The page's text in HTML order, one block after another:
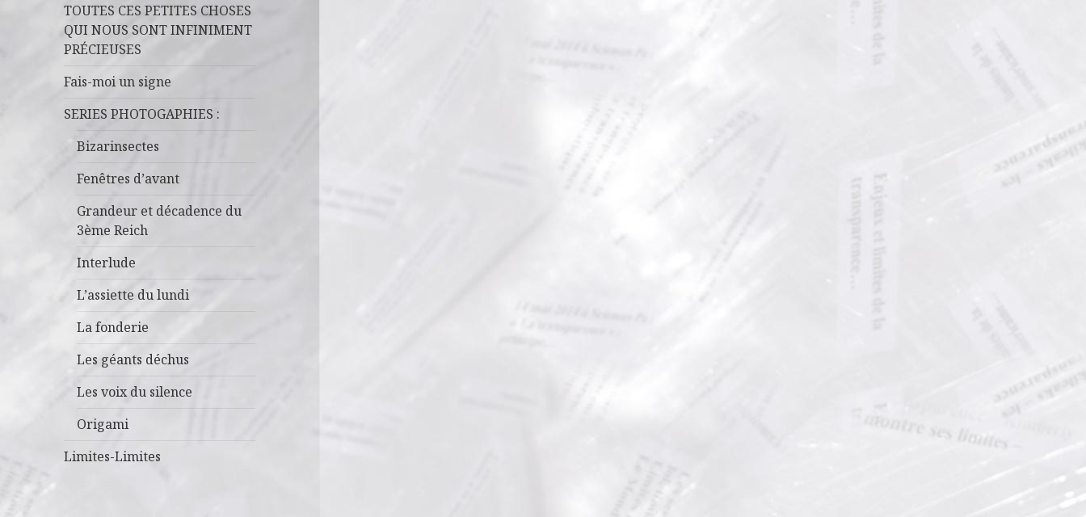
TOUTES CES PETITES CHOSES
QUI NOUS SONT INFINIMENT
PRÉCIEUSES
Fais-moi un signe
SERIES PHOTOGAPHIES :
Bizarinsectes
Fenêtres d’avant
Grandeur et décadence du
3ème Reich
Interlude
L’assiette du lundi
La fonderie
Les géants déchus
Les voix du silence
Origami
Limites-Limites